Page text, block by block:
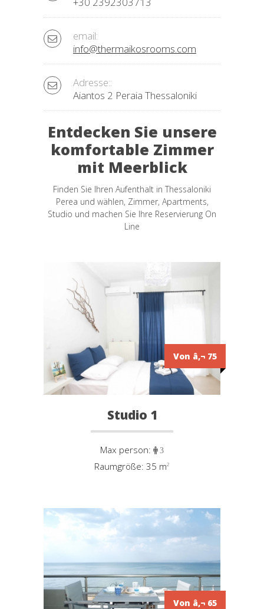
email:
info@thermaikosrooms.com
Adresse::
Aiantos 2 Peraia Thessaloniki
Entdecken Sie unsere
komfortable Zimmer
mit Meerblick
Finden Sie Ihren Aufenthalt in Thessaloniki
Perea und wählen, Zimmer, Apartments,
Studio und machen Sie Ihre Reservierung On
Line
Von â‚¬ 75
Studio 1
Max person: 3
Raumgröße: 35 m²
Von â‚¬ 65